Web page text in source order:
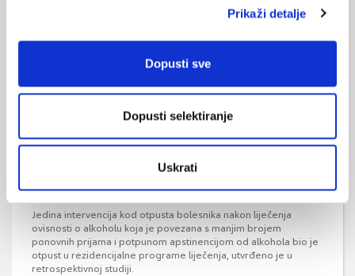
Prikaži detalje
Dopusti sve
Dopusti selektiranje
Uskrati
muškaraca, osobito kada je bilo uključeno teško epizodno
ovisnosti o alkoholu?
Jedina intervencija kod otpusta bolesnika nakon liječenja
ovisnosti o alkoholu koja je povezana s manjim brojem
ponovnih prijama i potpunom apstinencijom od alkohola bio je
otpust u rezidencijalne programe liječenja, utvrđeno je u
retrospektivnoj studiji.